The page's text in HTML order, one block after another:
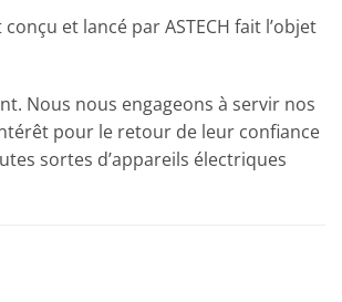
et lancé par ASTECH fait l’objet
Nous nous engageons à servir nos
pour le retour de leur confiance
sortes d’appareils électriques